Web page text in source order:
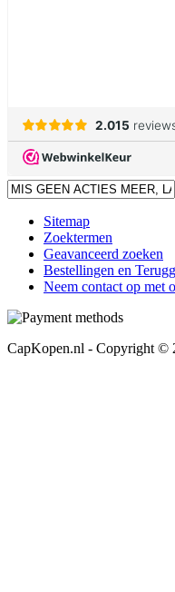
Sitemap
Zoektermen
Geavanceerd zoeken
Bestellingen en
Neem contact op met
CapKopen.nl - Copyright ©